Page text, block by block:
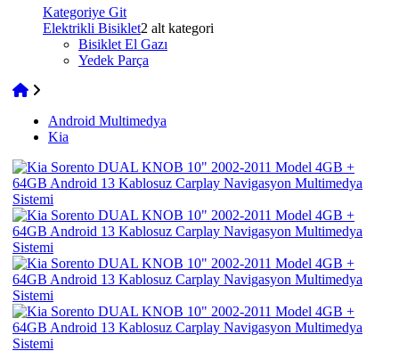
Kategoriye Git
Elektrikli Bisiklet2 alt kategori
Bisiklet El Gazı
Yedek Parça
Android Multimedya
Kia